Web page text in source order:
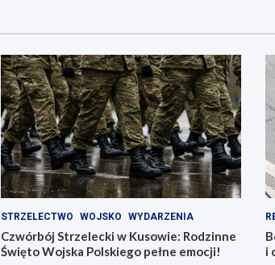
STRZELECTWO WOJSKO WYDARZENIA
Czwórbój Strzelecki w Kusowie: Rodzinne
Święto Wojska Polskiego pełne emocji!
i